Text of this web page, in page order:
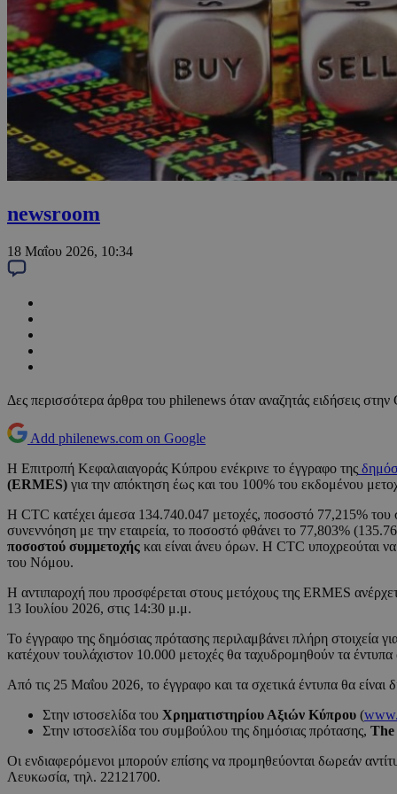
newsroom
18 Μαΐου 2026, 10:34
Δες περισσότερα άρθρα του philenews όταν αναζητάς ειδήσεις στην
Add philenews.com on Google
Η Επιτροπή Κεφαλαιαγοράς Κύπρου ενέκρινε το έγγραφο της
(ERMES) για την απόκτηση έως και του 100% του εκδομένου
Η CTC κατέχει άμεσα 134.740.047 μετοχές, ποσοστό 77,215%
συνεννόηση με την εταιρεία, το ποσοστό φθάνει το 77,803%
ποσοστού συμμετοχής και είναι άνευ όρων. Η CTC υποχρεούται
του Νόμου.
Η αντιπαροχή που προσφέρεται στους μετόχους της ERMES
13 Ιουλίου 2026, στις 14:30 μ.μ.
Το έγγραφο της δημόσιας πρότασης περιλαμβάνει πλήρη στοιχεία
κατέχουν τουλάχιστον 10.000 μετοχές θα ταχυδρομηθούν τα έντυπα
Από τις 25 Μαΐου 2026, το έγγραφο και τα σχετικά έντυπα θα είναι
Στην ιστοσελίδα του Χρηματιστηρίου Αξιών Κύπρου (
Στην ιστοσελίδα του συμβούλου της δημόσιας πρότασης,
Οι ενδιαφερόμενοι μπορούν επίσης να προμηθεύονται δωρεάν
Λευκωσία, τηλ. 22121700.